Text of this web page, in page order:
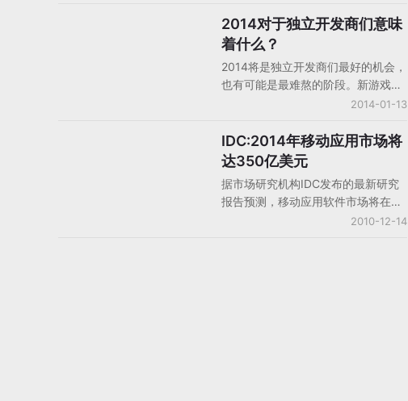
于现有网页游戏已进入成熟阶段，新
推出网页游戏表现较原先预期逊色以
及集团策略性增加新网页游戏的研发
时间以提升质量所致。
2014对于独立开发商们意味
着什么？
2014将是独立开发商们最好的机会，
也有可能是最难熬的阶段。新游戏和
新想法的机遇非常多，但通过游戏获
过游戏生存下去的开发商需要在项目
初期就考虑营销，盈利模式或者和可
以在这些方面给予帮助的人进行合
作。要把游戏当作打理花园，有些产
品如果管理得当的话，能够在很多年
里为你提供不错的收入，这才是独立
2014-01-13
IDC:2014年移动应用市场将
达350亿美元
据市场研究机构IDC发布的最新研究
报告预测，移动应用软件市场将在未
来几年保持持续快速增长，预计到
2010-12-14